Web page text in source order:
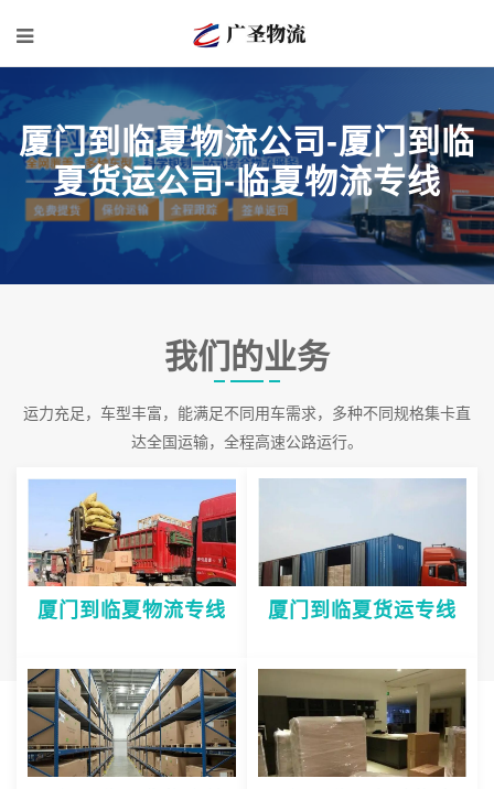
厦门到临夏物流公司-厦门到临
夏货运公司-临夏物流专线
我们的业务
运力充足，车型丰富，能满足不同用车需求，多种不同规格集卡直
达全国运输，全程高速公路运行。
厦门到临夏物流专线 厦门到临夏货运专线